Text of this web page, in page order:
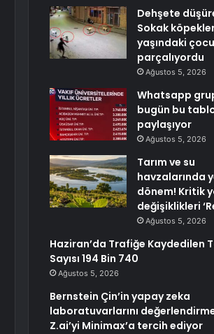
Dehşete
Sokak
yaşındaki
parçalıyordu
Ağustos 5, 2026
Whatsapp
bugün bu
paylaşıyor
Ağustos 5, 2026
Tarım ve su
havzalarında
dönem! Kritik
değişiklikleri
Ağustos 5, 2026
Haziran’da Trafiğe Kaydedilen
Sayısı 194 Bin 740
Ağustos 5, 2026
Bernstein Çin’in yapay zeka
laboratuvarlarını
Z.ai’yi Minimax’a tercih ediyor